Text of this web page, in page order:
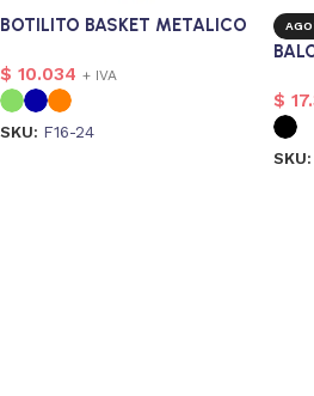
BOTILITO BASKET METALICO
$ 10.034 + IVA
SKU: F16-24
$
SKU: